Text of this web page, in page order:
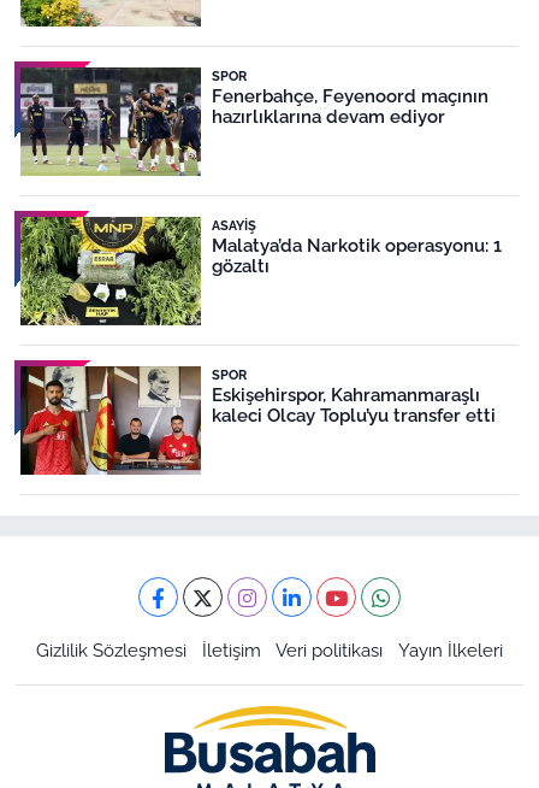
SPOR
Fenerbahçe, Feyenoord maçının
hazırlıklarına devam ediyor
ASAYIŞ
Malatya’da Narkotik operasyonu: 1
gözaltı
SPOR
Eskişehirspor, Kahramanmaraşlı
kaleci Olcay Toplu’yu transfer etti
Gizlilik Sözleşmesi İletişim Veri politikası Yayın İlkeleri